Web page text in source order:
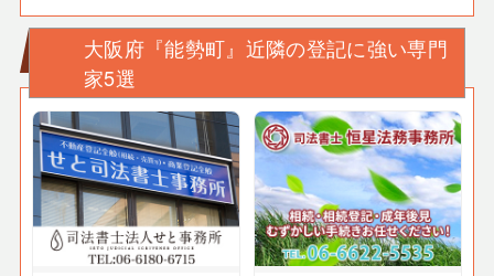
大阪府『能勢町』近隣の登記に強い専門
家5選